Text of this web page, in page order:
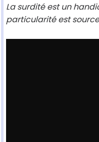
La surdité est un
particularité est